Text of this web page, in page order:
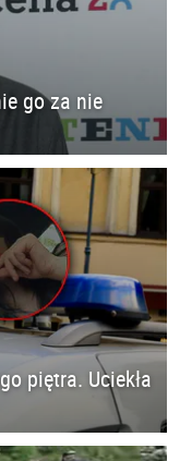
go za nie
piętra. Uciekła